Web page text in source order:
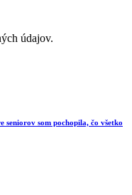
údajov.
som pochopila, čo všetko